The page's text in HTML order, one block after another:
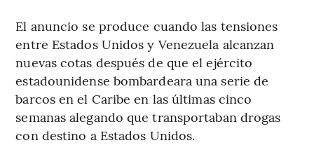
El anuncio se produce cuando las tensiones
entre Estados Unidos y Venezuela alcanzan
nuevas cotas después de que el ejército
estadounidense bombardeara una serie de
barcos en el Caribe en las últimas cinco
semanas alegando que transportaban drogas
con destino a Estados Unidos.